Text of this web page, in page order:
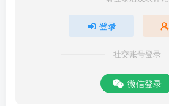
登录
社交账号登录
微信登录